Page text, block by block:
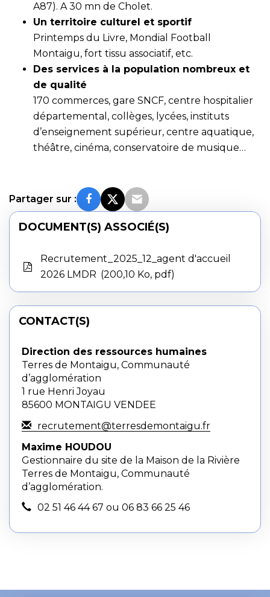
A87). A 30 mn de Cholet.
Un territoire culturel et sportif
Printemps du Livre, Mondial Football
Montaigu, fort tissu associatif, etc.
Des services à la population nombreux et
de qualité
170 commerces, gare SNCF, centre hospitalier
départemental, collèges, lycées, instituts
d’enseignement supérieur, centre aquatique,
théâtre, cinéma, conservatoire de musique…
Partager sur :
DOCUMENT(S) ASSOCIÉ(S)
Recrutement_2025_12_agent d'accueil
2026 LMDR
200,10 Ko, pdf
CONTACT(S)
Direction des ressources humaines
Terres de Montaigu, Communauté
d’agglomération
1 rue Henri Joyau
85600 MONTAIGU VENDEE
recrutement@terresdemontaigu.fr
Maxime HOUDOU
Gestionnaire du site de la Maison de la Rivière
Terres de Montaigu, Communauté
d’agglomération.
02 51 46 44 67 ou 06 83 66 25 46